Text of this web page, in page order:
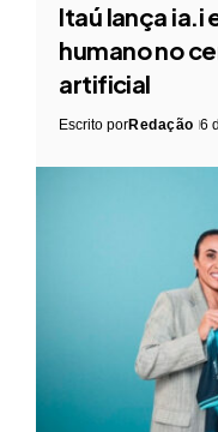
Itaú lança ia.i
humano no
artificial
Escrito porRedação 6